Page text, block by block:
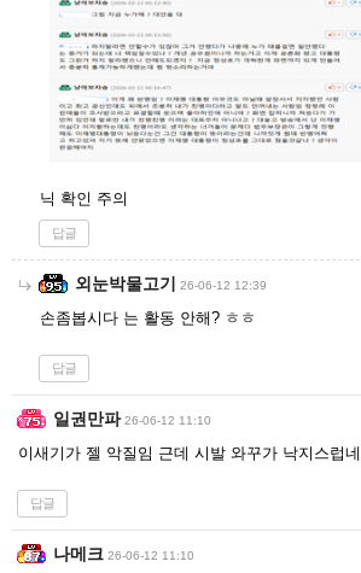
닉 확인 주의
답글
외눈박물고기 26-06-12 12:39
손좀봅시다 는 활동 안해? ㅎㅎ
답글
일권만파 26-06-12 11:10
이새기가 젤 악질임 근데 시발 와꾸가 낙지스럽네
답글
나메크 26-06-12 11:10